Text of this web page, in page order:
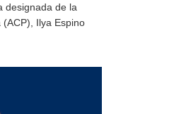
designada de la
Ilya Espino